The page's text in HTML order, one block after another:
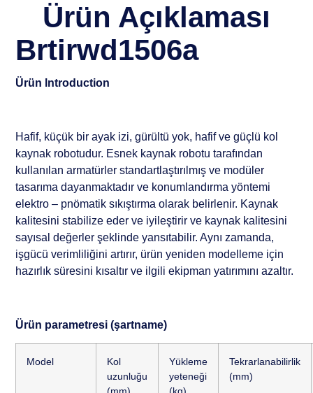
Ürün Açıklaması
Brtirwd1506a
Ürün lntroduction
Hafif, küçük bir ayak izi, gürültü yok, hafif ve güçlü kol
kaynak robotudur. Esnek kaynak robotu tarafından
kullanılan armatürler standartlaştırılmış ve modüler
tasarıma dayanmaktadır ve konumlandırma yöntemi
elektro – pnömatik sıkıştırma olarak belirlenir. Kaynak
kalitesini stabilize eder ve iyileştirir ve kaynak kalitesini
sayısal değerler şeklinde yansıtabilir. Aynı zamanda,
işgücü verimliliğini artırır, ürün yeniden modelleme için
hazırlık süresini kısaltır ve ilgili ekipman yatırımını azaltır.
Ürün parametresi (şartname)
Model
Kol
uzunluğu
Yükleme
yeteneği
Tekrarlanabilirlik
(mm)